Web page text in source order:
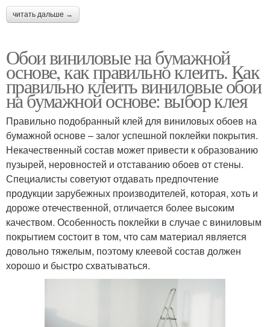
читать дальше →
Обои виниловые на бумажной
основе, как правильно клеить. Как
правильно клеить виниловые обои
на бумажной основе: выбор клея
Правильно подобранный клей для виниловых обоев на
бумажной основе – залог успешной поклейки покрытия.
Некачественный состав может привести к образованию
пузырей, неровностей и отставанию обоев от стены.
Специалисты советуют отдавать предпочтение
продукции зарубежных производителей, которая, хоть и
дороже отечественной, отличается более высоким
качеством. Особенность поклейки в случае с виниловым
покрытием состоит в том, что сам материал является
довольно тяжелым, поэтому клеевой состав должен
хорошо и быстро схватываться.